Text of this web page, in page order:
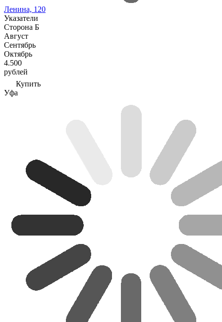
Ленина, 120
Указатели
Сторона Б
Август
Сентябрь
Октябрь
4.500
рублей
Купить
Уфа